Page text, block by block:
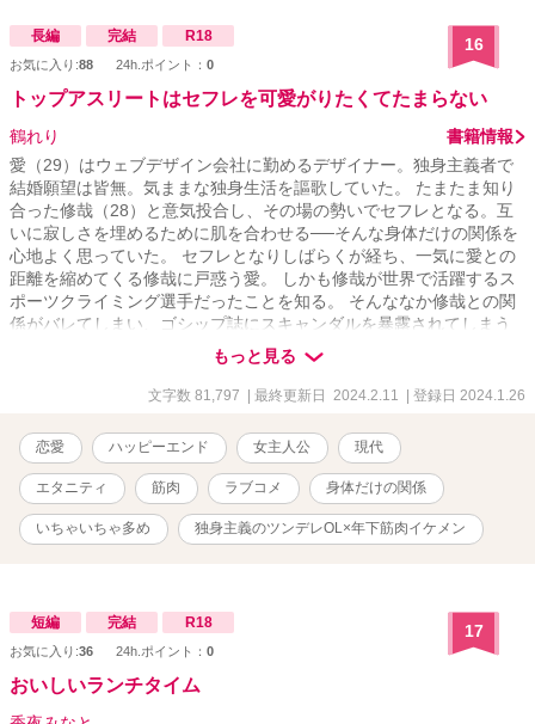
長編 完結 R18
お気に入り:88 24h.ポイント： 0
16
トップアスリートはセフレを可愛がりたくてたまらない
鶴れり
書籍情報
愛（29）はウェブデザイン会社に勤めるデザイナー。独身主義者で
結婚願望は皆無。気ままな独身生活を謳歌していた。 たまたま知り
合った修哉（28）と意気投合し、その場の勢いでセフレとなる。互
いに寂しさを埋めるために肌を合わせる──そんな身体だけの関係を
心地よく思っていた。 セフレとなりしばらくが経ち、一気に愛との
距離を縮めてくる修哉に戸惑う愛。 しかも修哉が世界で活躍するス
ポーツクライミング選手だったことを知る。 そんななか修哉との関
係がバレてしまい、ゴシップ誌にスキャンダルを暴露されてしまう
もっと見る
文字数 81,797 | 最終更新日 2024.2.11 | 登録日 2024.1.26
恋愛 ハッピーエンド 女主人公 現代
エタニティ 筋肉 ラブコメ 身体だけの関係
いちゃいちゃ多め 独身主義のツンデレOL×年下筋肉イケメン
短編 完結 R18
お気に入り:36 24h.ポイント： 0
17
おいしいランチタイム